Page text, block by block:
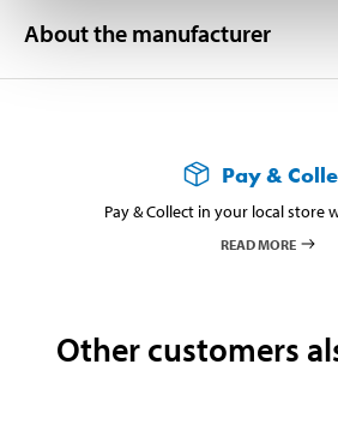
About the manufacturer
Pay &
Pay & Collect in your local store
READ MORE
Other customers